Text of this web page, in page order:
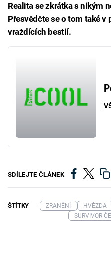
Realita se zkrátka s nikým
Přesvědčte se o tom také v
vraždících bestií.
SDÍLEJTE ČLÁNEK
ŠTÍTKY ZRANĚNÍ HVĚZDA
SURVIVOR